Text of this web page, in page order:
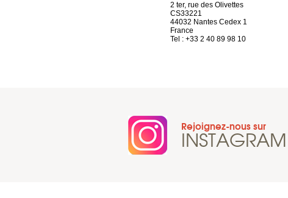
2 ter, rue des Olivettes
CS33221
44032 Nantes Cedex 1
France
Tel : +33 2 40 89 98 10
Rejoignez-nous sur
INSTAGRAM